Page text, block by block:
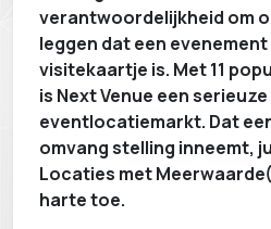
verantwoordelijkheid om
leggen dat een
visitekaartje is. Met 11
is Next Venue een
eventlocatiemarkt. Dat
omvang stelling inneemt,
Locaties met
harte toe.